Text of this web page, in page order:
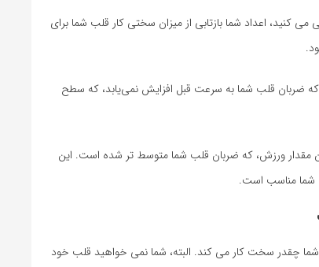
می کنید، اعداد شما بازتابی از میزان سختی کار قلب شما برای
ضربان قلب شما به سرعت قبل افزایش نمی‌یابد، که سطح
مقدار ورزش، که ضربان قلب شما متوسط تر شده است. این
شما مناسب است.
چقدر سخت کار می کند. البته، شما نمی خواهید قلب خود